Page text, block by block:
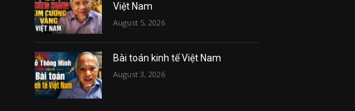
Việt Nam
August 5, 2026
Bài toán kinh tế Việt Nam
August 3, 2026